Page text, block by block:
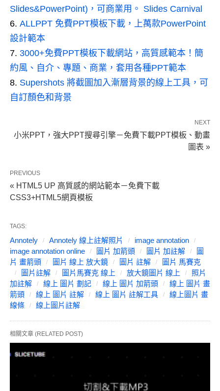
Slides&PowerPoint)，可商業用。 Slides Carnival
ALLPPT 免費PPT模板下載，上萬款PowerPoint
設計範本
3000+免費PPT模板下載網站，高質感範本！簡
約風、自介、專題、商業，套用各種PPT範本
Supershots 將截圖加入漸層背景的線上工具，可
自訂顏色和背景
NEXT
小米PPT，強大PPT搜尋引擎－免費下載PPT模板、動畫
圖表 »
PREVIOUS
« HTML5 UP 高質感的網站範本－免費下載
CSS3+HTML5網頁模板
TAGS:
Annotely Annotely 線上註解照片
image annotation
image annotation online
圖片 加箭頭 圖片 加註解
圖
片 畫箭頭
圖片 線上 放大鏡 圖片 註解
圖片 馬賽克
圖片註解
圖片馬賽克 線上 放大鏡圖片 線上
照片
加註解
線上 圖片 劃記 線上 圖片 加箭頭
線上 圖片 畫
箭頭
線上 圖片 註解 線上 圖片 註解工具
線上圖片 畫
線條
線上圖片註解
相關文章 (RELATED POST)